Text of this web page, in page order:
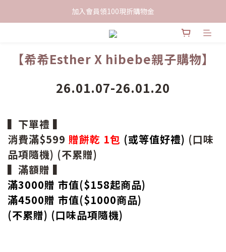
限時下單送餅乾乙包，滿$999免運
加入會員領100現折購物金
限時下單送餅乾乙包，滿$999免運
【希希Esther X hibebe親子購物】
26.01.07-26.01.20
▍下單禮 ▍
消費滿$599 贈餅乾 1包 (或等值好禮) (口味
品項隨機) (不累贈)
▍滿額贈 ▍
滿3000贈 市值($158起商品)
滿4500贈 市值($1000商品)
(不累贈) (口味品項隨機)